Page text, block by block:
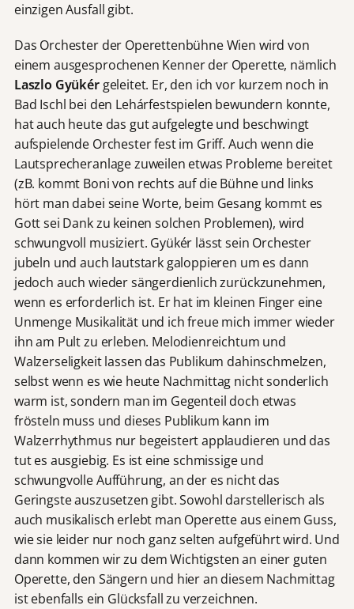
einzigen Ausfall gibt.
Das Orchester der Operettenbühne Wien wird von
einem ausgesprochenen Kenner der Operette, nämlich
Laszlo Gyükérgeleitet. Er, den ich vor kurzem noch in
Bad Ischl bei den Lehárfestspielen bewundern konnte,
hat auch heute das gut aufgelegte und beschwingt
aufspielende Orchester fest im Griff. Auch wenn die
Lautsprecheranlage zuweilen etwas Probleme bereitet
(zB. kommt Boni von rechts auf die Bühne und links
hört man dabei seine Worte, beim Gesang kommt es
Gott sei Dank zu keinen solchen Problemen), wird
schwungvoll musiziert. Gyükér lässt sein Orchester
jubeln und auch lautstark galoppieren um es dann
jedoch auch wieder sängerdienlich zurückzunehmen,
wenn es erforderlich ist. Er hat im kleinen Finger eine
Unmenge Musikalität und ich freue mich immer wieder
ihn am Pult zu erleben. Melodienreichtum und
Walzerseligkeit lassen das Publikum dahinschmelzen,
selbst wenn es wie heute Nachmittag nicht sonderlich
warm ist, sondern man im Gegenteil doch etwas
frösteln muss und dieses Publikum kann im
Walzerrhythmus nur begeistert applaudieren und das
tut es ausgiebig. Es ist eine schmissige und
schwungvolle Aufführung, an der es nicht das
Geringste auszusetzen gibt. Sowohl darstellerisch als
auch musikalisch erlebt man Operette aus einem Guss,
wie sie leider nur noch ganz selten aufgeführt wird. Und
dann kommen wir zu dem Wichtigsten an einer guten
Operette, den Sängern und hier an diesem Nachmittag
ist ebenfalls ein Glücksfall zu verzeichnen.